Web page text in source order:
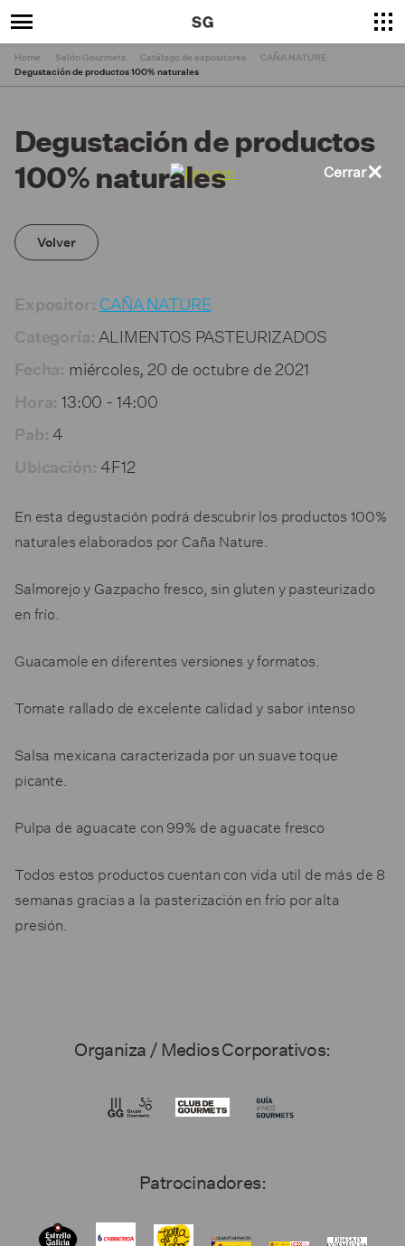
Home Salón Gourmets Catálogo de expositores
CAÑA NATURE
Degustación de productos 100% naturales
Degustación de productos
100% naturales
Volver
Expositor: CAÑA NATURE
Categoría: ALIMENTOS PASTEURIZADOS
Fecha: miércoles, 20 de octubre de 2021
Hora: 13:00 - 14:00
Pab: 4
Ubicación: 4F12
En esta degustación podrá descubrir los productos 100%
naturales elaborados por Caña Nature.
Salmorejo y Gazpacho fresco, sin gluten y pasteurizado
en frío.
Guacamole en diferentes versiones y formatos.
Tomate rallado de excelente calidad y sabor intenso
Salsa mexicana caracterizada por un suave toque
picante.
Pulpa de aguacate con 99% de aguacate fresco
Todos estos productos cuentan con vida util de más de 8
semanas gracias a la pasterización en frío por alta
presión.
Organiza / Medios Corporativos:
Patrocinadores:
Cerrar×